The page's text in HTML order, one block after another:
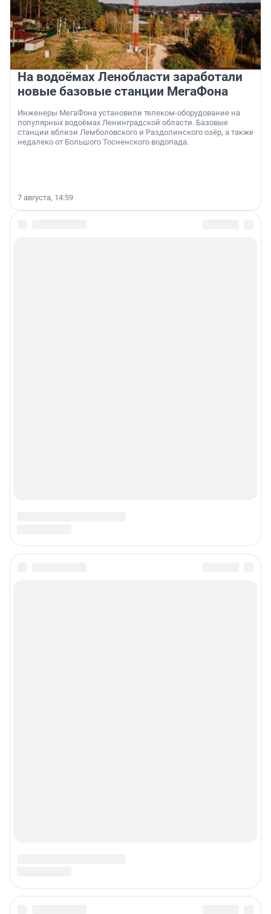
На водоёмах Ленобласти заработали
новые базовые станции МегаФона
Инженеры МегаФона установили телеком-оборудование на
популярных водоёмах Ленинградской области. Базовые
станции вблизи Лемболовского и Раздолинского озёр, а также
недалеко от Большого Тосненского водопада.
7 августа, 14:59